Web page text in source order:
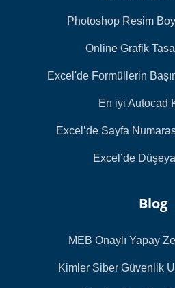
Photoshop Resim
Online Grafik
Excel'de Formüllerin
En iyi Autocad
Excel’de Sayfa
Excel’de
Blog
MEB Onaylı Yapay
Kimler Siber Güvenlik